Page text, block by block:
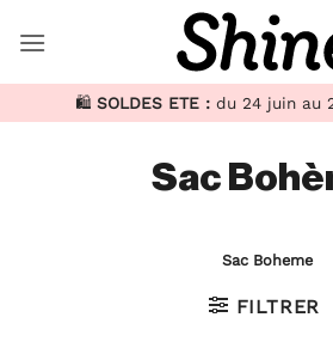
au
🛍️ SOLDES ETE : du 24 juin au
Sac
Sac Boheme
FILTRER